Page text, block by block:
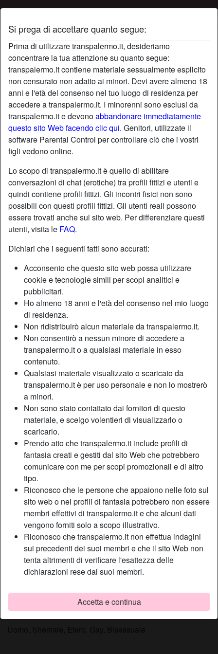
Si prega di accettare quanto segue:
Prima di utilizzare transpalermo.it, desideriamo
concentrare la tua attenzione su quanto segue:
transpalermo.it contiene materiale sessualmente esplicito
non censurato non adatto ai minori. Devi avere almeno 18
anni e l'età del consenso nel tuo luogo di residenza per
accedere a transpalermo.it. I minorenni sono esclusi da
transpalermo.it e devonoabbandonare immediatamente
questo sito Web facendo clic qui. Genitori, utilizzate il
software Parental Control per controllare ciò che i vostri
figli vedono online.
Lo scopo di transpalermo.it è quello di abilitare
conversazioni di chat (erotiche) tra profili fittizi e utenti e
quindi contiene profili fittizi. Gli incontri fisici non sono
possibili con questi profili fittizi. Gli utenti reali possono
essere trovati anche sul sito web. Per differenziare questi
utenti, visita le FAQ.
Dichiari che i seguenti fatti sono accurati:
Acconsento che questo sito web possa utilizzare
cookie e tecnologie simili per scopi analitici e
pubblicitari.
Ho almeno 18 anni e l'età del consenso nel mio luogo
di residenza.
Non ridistribuirò alcun materiale da transpalermo.it.
Non consentirò a nessun minore di accedere a
transpalermo.it o a qualsiasi materiale in esso
contenuto.
Qualsiasi materiale visualizzato o scaricato da
transpalermo.it è per uso personale e non lo mostrerò
a minori.
Non sono stato contattato dai fornitori di questo
materiale, e scelgo volentieri di visualizzarlo o
scaricarlo.
Prendo atto che transpalermo.it include profili di
fantasia creati e gestiti dal sito Web che potrebbero
comunicare con me per scopi promozionali e di altro
tipo.
Riconosco che le persone che appaiono nelle foto sul
sito web o nei profili di fantasia potrebbero non essere
membri effettivi di transpalermo.it e che alcuni dati
vengono forniti solo a scopo illustrativo.
Riconosco che transpalermo.it non effettua indagini
sui precedenti dei suoi membri e che il sito Web non
tenta altrimenti di verificare l'esattezza delle
dichiarazioni rese dai suoi membri.
Accetta e continua
Profilo di leccatrice
starAggiungi chatChatta adesso
Nickname:
Leccatrice
Età:
38
Paese:
Provincia:
Palermo
Sesso:
Shemale
Sessualità:
Relazione:
Single
Colore dei capelli:
Castana
Colore degli occhi:
Depilata:
Sì
Fumatrice:
A volte
Descrizione
Mi piace essere femminile e lasciar trasparire tutta la
sensualità della quale sono dotata e, per questo, sfrutto un
abbigliamento composto da un intimo accuratamente
che invitano al piacere delle carni.
Sta cercando